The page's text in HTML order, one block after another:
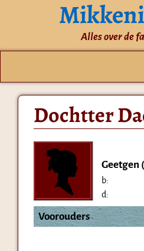
Alles over de
Dochtter
Geetgen
b:
d:
Voorouders